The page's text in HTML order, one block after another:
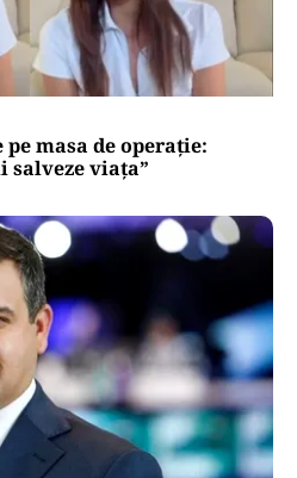
masa de operație:
salveze viața”